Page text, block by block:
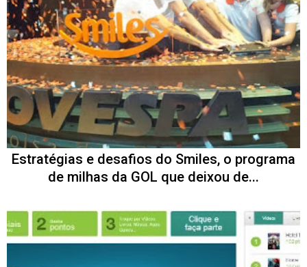
Estratégias e desafios do Smiles, o programa
de milhas da GOL que deixou de...